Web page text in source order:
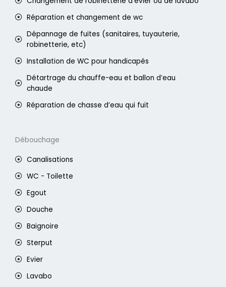
Réparation et changement de wc
Dépannage de fuites (sanitaires, tuyauterie,
robinetterie, etc)
Installation de WC pour handicapés
Détartrage du chauffe-eau et ballon d’eau
chaude
Réparation de chasse d’eau qui fuit
Débouchage
Canalisations
WC - Toilette
Egout
Douche
Baignoire
Sterput
Evier
Lavabo